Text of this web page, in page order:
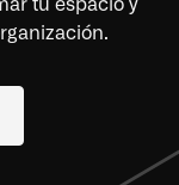
tu espacio y